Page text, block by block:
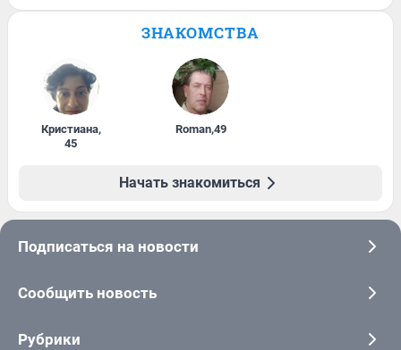
ЗНАКОМСТВА
Кристиана,
45
Roman,49
Начать знакомиться
Подписаться на новости
Сообщить новость
Рубрики